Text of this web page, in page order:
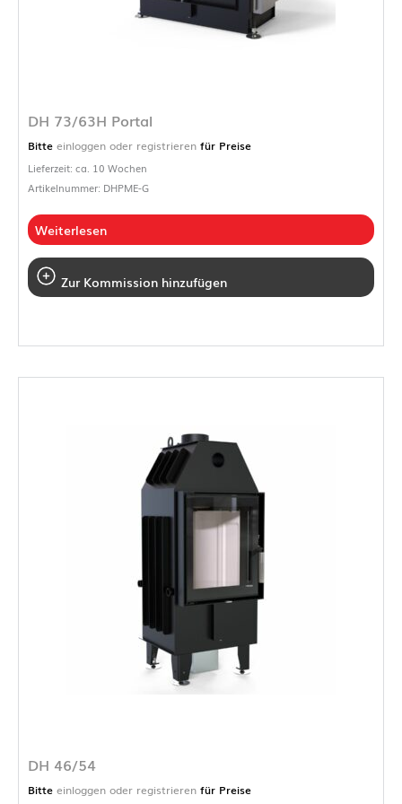
DH 73/63H Portal
Bitte einloggen oder registrieren für Preise
Lieferzeit: ca. 10 Wochen
Artikelnummer: DHPME-G
Weiterlesen
Zur Kommission hinzufügen
DH 46/54
Bitte einloggen oder registrieren für Preise